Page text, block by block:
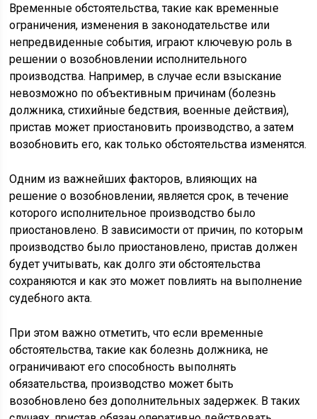
Временные обстоятельства, такие как временные
ограничения, изменения в законодательстве или
непредвиденные события, играют ключевую роль в
решении о возобновлении исполнительного
производства. Например, в случае если взыскание
невозможно по объективным причинам (болезнь
должника, стихийные бедствия, военные действия),
пристав может приостановить производство, а затем
возобновить его, как только обстоятельства изменятся.
Одним из важнейших факторов, влияющих на
решение о возобновлении, является срок, в течение
которого исполнительное производство было
приостановлено. В зависимости от причин, по которым
производство было приостановлено, пристав должен
будет учитывать, как долго эти обстоятельства
сохраняются и как это может повлиять на выполнение
судебного акта.
При этом важно отметить, что если временные
обстоятельства, такие как болезнь должника, не
ограничивают его способность выполнять
обязательства, производство может быть
возобновлено без дополнительных задержек. В таких